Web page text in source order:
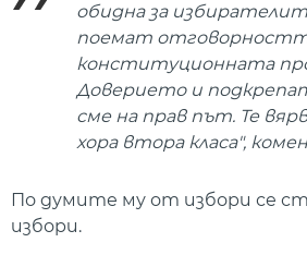
обидна за
поемат
конституционната
Доверието и
сме на прав път. Те
хора втора класа",
По думите му от избори се
избори.